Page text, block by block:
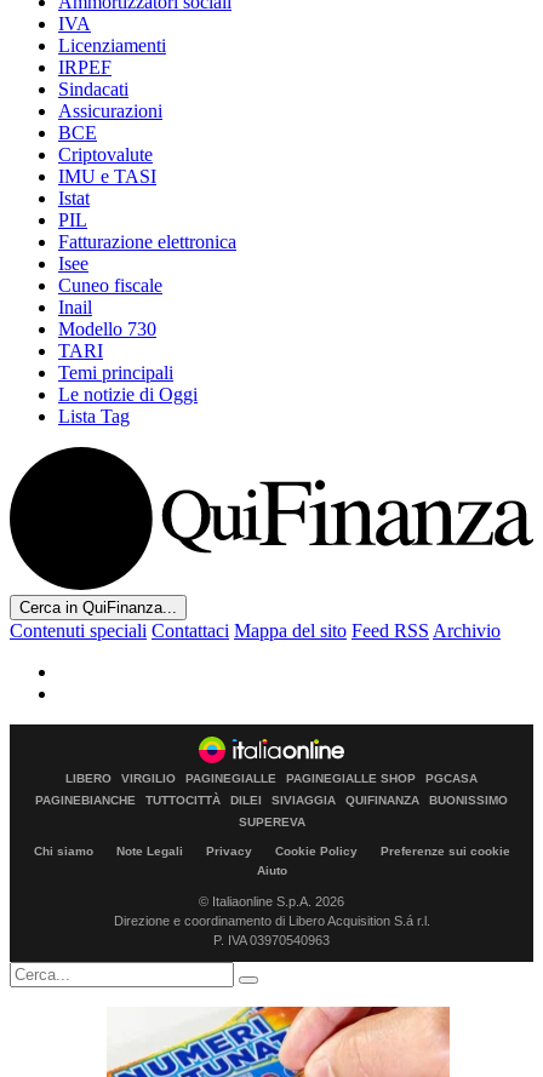
IVA
Licenziamenti
IRPEF
Sindacati
Assicurazioni
BCE
Criptovalute
IMU e TASI
Istat
PIL
Fatturazione elettronica
Isee
Cuneo fiscale
Inail
Modello 730
TARI
Temi principali
Le notizie di Oggi
Lista Tag
Cerca in QuiFinanza...
Contenuti speciali Contattaci Mappa del sito Feed RSS Archivio
LIBERO VIRGILIO PAGINEGIALLE PAGINEGIALLE SHOP
PGCASA
PAGINEBIANCHE
TUTTOCITTÀ DILEI SIVIAGGIA QUIFINANZA
BUONISSIMO
SUPEREVA
Chi siamo Note Legali Privacy Cookie Policy
Preferenze sui cookie
Aiuto
© Italiaonline S.p.A. 2026
Direzione e coordinamento di Libero Acquisition S.á r.l.
P. IVA 03970540963